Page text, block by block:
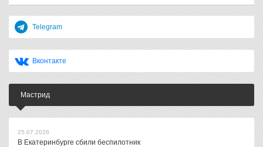
Telegram
Вконтакте
Мастрид
25.07.2026
В Екатеринбурге сбили беспилотник